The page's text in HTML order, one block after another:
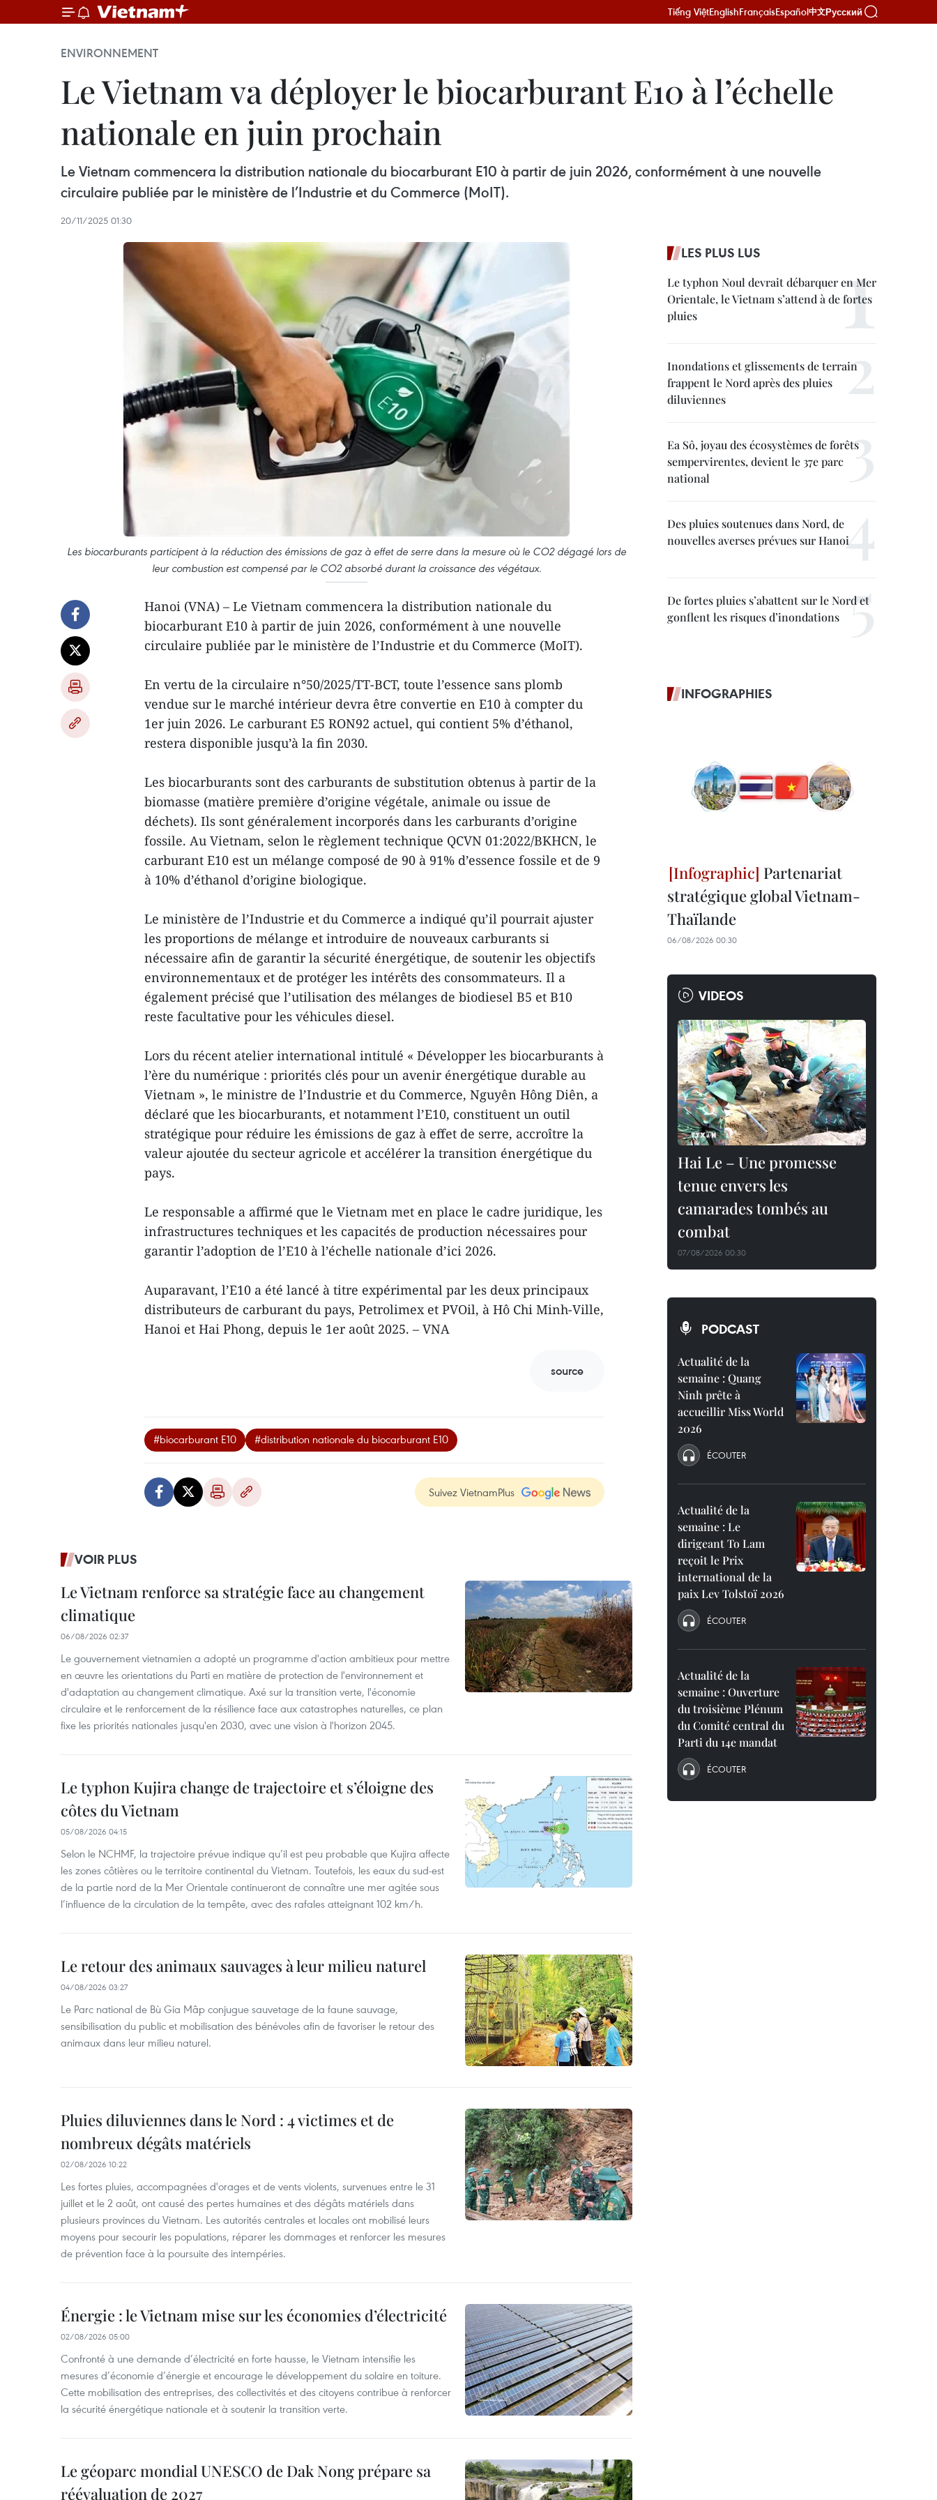
Tiếng ViệtEnglishFrançaisEspañol中文Русский
ENVIRONNEMENT
Le Vietnam va déployer le biocarburant E10 à l’échelle
nationale en juin prochain
Le Vietnam commencera la distribution nationale du biocarburant E10 à partir de juin 2026, conformément à une nouvelle
circulaire publiée par le ministère de l’Industrie et du Commerce (MoIT).
20/11/2025 01:30
Les biocarburants participent à la réduction des émissions de gaz à effet de serre dans la mesure où le CO2 dégagé lors de
leur combustion est compensé par le CO2 absorbé durant la croissance des végétaux.
Hanoi (VNA) – Le Vietnam commencera la distribution nationale du
biocarburant E10 à partir de juin 2026, conformément à une nouvelle
circulaire publiée par le ministère de l’Industrie et du Commerce (MoIT).
En vertu de la circulaire n°50/2025/TT-BCT, toute l’essence sans plomb
vendue sur le marché intérieur devra être convertie en E10 à compter du
1er juin 2026. Le carburant E5 RON92 actuel, qui contient 5% d’éthanol,
restera disponible jusqu’à la fin 2030.
Les biocarburants sont des carburants de substitution obtenus à partir de la
biomasse (matière première d’origine végétale, animale ou issue de
déchets). Ils sont généralement incorporés dans les carburants d’origine
fossile. Au Vietnam, selon le règlement technique QCVN 01:2022/BKHCN, le
carburant E10 est un mélange composé de 90 à 91% d’essence fossile et de 9
à 10% d’éthanol d’origine biologique.
Le ministère de l’Industrie et du Commerce a indiqué qu’il pourrait ajuster
les proportions de mélange et introduire de nouveaux carburants si
nécessaire afin de garantir la sécurité énergétique, de soutenir les objectifs
environnementaux et de protéger les intérêts des consommateurs. Il a
également précisé que l’utilisation des mélanges de biodiesel B5 et B10
reste facultative pour les véhicules diesel.
Lors du récent atelier international intitulé « Développer les biocarburants à
l’ère du numérique : priorités clés pour un avenir énergétique durable au
Vietnam », le ministre de l’Industrie et du Commerce, Nguyên Hông Diên, a
déclaré que les biocarburants, et notamment l’E10, constituent un outil
stratégique pour réduire les émissions de gaz à effet de serre, accroître la
valeur ajoutée du secteur agricole et accélérer la transition énergétique du
pays.
Le responsable a affirmé que le Vietnam met en place le cadre juridique, les
infrastructures techniques et les capacités de production nécessaires pour
garantir l’adoption de l’E10 à l’échelle nationale d’ici 2026.
Auparavant, l’E10 a été lancé à titre expérimental par les deux principaux
distributeurs de carburant du pays, Petrolimex et PVOil, à Hô Chi Minh-Ville,
Hanoi et Hai Phong, depuis le 1er août 2025. – VNA
source
#biocarburant E10 #distribution nationale du biocarburant E10
Suivez VietnamPlus
VOIR PLUS
Le Vietnam renforce sa stratégie face au changement
climatique
06/08/2026 02:37
Le gouvernement vietnamien a adopté un programme d'action ambitieux pour mettre
en œuvre les orientations du Parti en matière de protection de l'environnement et
d'adaptation au changement climatique. Axé sur la transition verte, l'économie
circulaire et le renforcement de la résilience face aux catastrophes naturelles, ce plan
fixe les priorités nationales jusqu'en 2030, avec une vision à l'horizon 2045.
Le typhon Kujira change de trajectoire et s’éloigne des
côtes du Vietnam
05/08/2026 04:15
Selon le NCHMF, la trajectoire prévue indique qu’il est peu probable que Kujira affecte
les zones côtières ou le territoire continental du Vietnam. Toutefois, les eaux du sud-est
de la partie nord de la Mer Orientale continueront de connaître une mer agitée sous
l’influence de la circulation de la tempête, avec des rafales atteignant 102 km/h.
Le retour des animaux sauvages à leur milieu naturel
04/08/2026 03:27
Le Parc national de Bù Gia Mâp conjugue sauvetage de la faune sauvage,
sensibilisation du public et mobilisation des bénévoles afin de favoriser le retour des
animaux dans leur milieu naturel.
Pluies diluviennes dans le Nord : 4 victimes et de
nombreux dégâts matériels
02/08/2026 10:22
Les fortes pluies, accompagnées d'orages et de vents violents, survenues entre le 31
juillet et le 2 août, ont causé des pertes humaines et des dégâts matériels dans
plusieurs provinces du Vietnam. Les autorités centrales et locales ont mobilisé leurs
moyens pour secourir les populations, réparer les dommages et renforcer les mesures
de prévention face à la poursuite des intempéries.
Énergie : le Vietnam mise sur les économies d’électricité
02/08/2026 05:00
Confronté à une demande d’électricité en forte hausse, le Vietnam intensifie les
mesures d’économie d’énergie et encourage le développement du solaire en toiture.
Cette mobilisation des entreprises, des collectivités et des citoyens contribue à renforcer
la sécurité énergétique nationale et à soutenir la transition verte.
Le géoparc mondial UNESCO de Dak Nong prépare sa
réévaluation de 2027
LES PLUS LUS
Le typhon Noul devrait débarquer en Mer
Orientale, le Vietnam s’attend à de fortes
pluies
Inondations et glissements de terrain
frappent le Nord après des pluies
diluviennes
Ea Sô, joyau des écosystèmes de forêts
sempervirentes, devient le 37e parc
national
Des pluies soutenues dans Nord, de
nouvelles averses prévues sur Hanoi
De fortes pluies s’abattent sur le Nord et
gonflent les risques d’inondations
INFOGRAPHIES
Partenariat
stratégique global Vietnam-
Thaïlande
06/08/2026 00:30
VIDEOS
Hai Le – Une promesse
tenue envers les
camarades tombés au
combat
07/08/2026 00:30
PODCAST
Actualité de la
semaine : Quang
Ninh prête à
accueillir Miss World
2026
ÉCOUTER
Actualité de la
semaine : Le
dirigeant To Lam
reçoit le Prix
international de la
paix Lev Tolstoï 2026
ÉCOUTER
Actualité de la
semaine : Ouverture
du troisième Plénum
du Comité central du
Parti du 14e mandat
ÉCOUTER